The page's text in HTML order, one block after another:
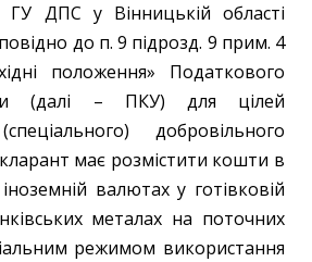
ГУ ДПС у Вінницькій області
до п. 9 підрозд. 9 прим. 4
положення» Податкового
(далі – ПКУ) для цілей
добровільного
має розмістити кошти в
валютах у готівковій
металах на поточних
режимом використання